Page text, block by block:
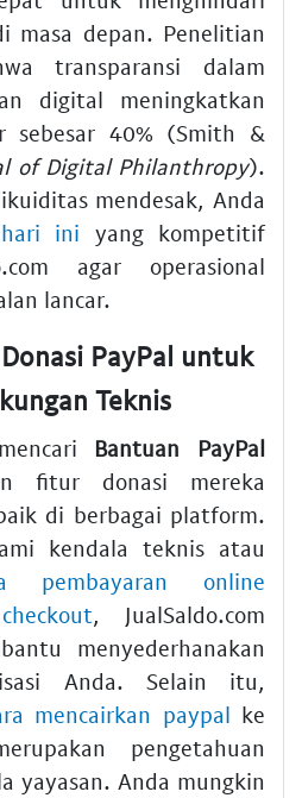
masa depan. Penelitian
transparansi dalam
digital meningkatkan
sebesar 40% (Smith &
of Digital Philanthropy).
mendesak, Anda
ini yang kompetitif
agar operasional
lancar.
PayPal untuk
Teknis
Bantuan PayPal
fitur donasi mereka
di berbagai platform.
kendala teknis atau
pembayaran online
, JualSaldo.com
menyederhanakan
Anda. Selain itu,
mencairkan paypal ke
pengetahuan
yayasan. Anda mungkin